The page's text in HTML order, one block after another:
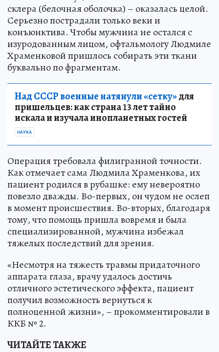
склера (белочная оболочка) – оказалась целой.
Серьезно пострадали только веки и
конъюнктива. Чтобы мужчина не остался с
изуродованным лицом, офтальмологу Людмиле
Храменковой пришлось собирать эти ткани
буквально по фрагментам.
Над СССР военные натянули «сетку»для
пришельцев: как страна 13 лет тайно
искала и изучала инопланетных гостей
НАУКА
Операция требовала филигранной точности.
Как отмечает сама Людмила Храменкова, их
пациент родился в рубашке: ему невероятно
повезло дважды. Во-первых, он чудом не ослеп
в момент происшествия. Во-вторых, благодаря
тому, что помощь пришла вовремя и была
специализированной, мужчина избежал
тяжелых последствий для зрения.
«Несмотря на тяжесть травмы придаточного
аппарата глаза, врачу удалось достичь
отличного эстетического эффекта, пациент
получил возможность вернуться к
полноценной жизни», – прокомментировали в
ККБ № 2.
ЧИТАЙТЕ ТАКЖЕ